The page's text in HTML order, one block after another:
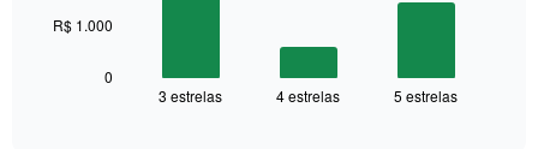
bars.
3 estrelas 4 estrelas 5 estrelas
0
R$ 1.000